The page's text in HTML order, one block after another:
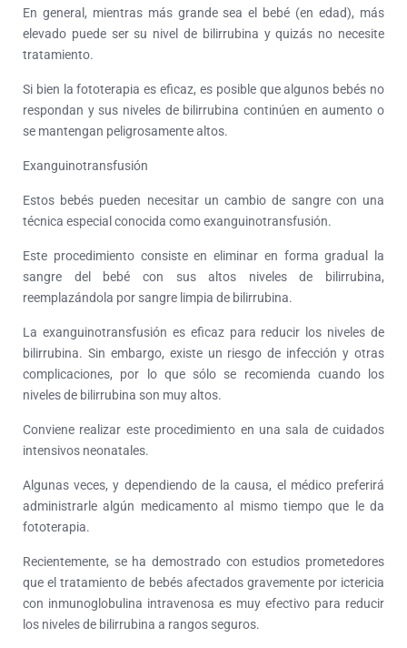
En general, mientras más grande sea el bebé (en edad), más
elevado puede ser su nivel de bilirrubina y quizás no necesite
tratamiento.
Si bien la fototerapia es eficaz, es posible que algunos bebés no
respondan y sus niveles de bilirrubina continúen en aumento o
se mantengan peligrosamente altos.
Exanguinotransfusión
Estos bebés pueden necesitar un cambio de sangre con una
técnica especial conocida como exanguinotransfusión.
Este procedimiento consiste en eliminar en forma gradual la
sangre del bebé con sus altos niveles de bilirrubina,
reemplazándola por sangre limpia de bilirrubina.
La exanguinotransfusión es eficaz para reducir los niveles de
bilirrubina. Sin embargo, existe un riesgo de infección y otras
complicaciones, por lo que sólo se recomienda cuando los
niveles de bilirrubina son muy altos.
Conviene realizar este procedimiento en una sala de cuidados
intensivos neonatales.
Algunas veces, y dependiendo de la causa, el médico preferirá
administrarle algún medicamento al mismo tiempo que le da
fototerapia.
Recientemente, se ha demostrado con estudios prometedores
que el tratamiento de bebés afectados gravemente por ictericia
con inmunoglobulina intravenosa es muy efectivo para reducir
los niveles de bilirrubina a rangos seguros.